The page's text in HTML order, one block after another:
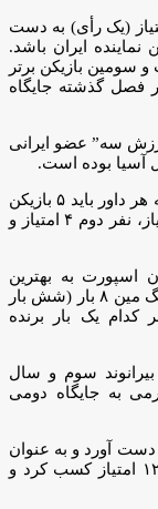
(یک رأی) به دست
ایران باشد.
سومین بازیکن برتر
فصل گذشته جایگاه
سه” عضو ایرانی
آسیا بوده است.
انتخاب بهترین بازیکنان آسیا به این شکل است که هر داور باید ۵ بازیکن
را به ترتیب اولویت معرفی کند که نفر اول ۶ امتیاز، نفر دوم ۴ امتیاز و
تیتان اسپورت به بهترین
بازیکن آسیا تعلق پیدا می‌کند و تاکنون سون هیونگ مین ۸ بار (شش بار
کدام یک بار برنده
ایران سال ۲۰۱۸ علیرضا بیرانوند سوم و سال
به جایگاه دومی
مین ۲۵۶ امتیاز به دست آورد و به عنوان
رأی اول ۳۰ داور انتخاب شد و مهدی طارمی ۱۲۰ امتیاز کسب کرد و